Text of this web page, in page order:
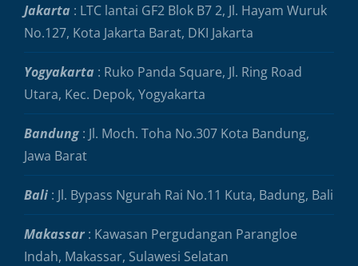
Jakarta : LTC lantai GF2 Blok B7 2, Jl. Hayam Wuruk
No.127, Kota Jakarta Barat, DKI Jakarta
Yogyakarta : Ruko Panda Square, Jl. Ring Road
Utara, Kec. Depok, Yogyakarta
Bandung : Jl. Moch. Toha No.307 Kota Bandung,
Jawa Barat
Bali : Jl. Bypass Ngurah Rai No.11 Kuta, Badung, Bali
Makassar: Kawasan Pergudangan Parangloe
Indah, Makassar, Sulawesi Selatan